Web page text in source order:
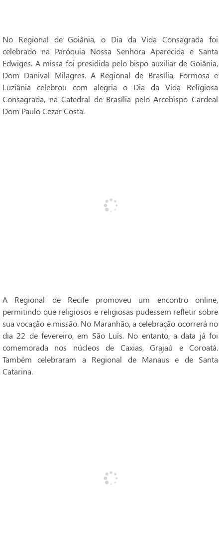
No Regional de Goiânia, o Dia da Vida Consagrada foi
celebrado na Paróquia Nossa Senhora Aparecida e Santa
Edwiges. A missa foi presidida pelo bispo auxiliar de Goiânia,
Dom Danival Milagres. A Regional de Brasília, Formosa e
Luziânia celebrou com alegria o Dia da Vida Religiosa
Consagrada, na Catedral de Brasília pelo Arcebispo Cardeal
Dom Paulo Cezar Costa.
A Regional de Recife promoveu um encontro online,
permitindo que religiosos e religiosas pudessem refletir sobre
sua vocação e missão. No Maranhão, a celebração ocorrerá no
dia 22 de fevereiro, em São Luís. No entanto, a data já foi
comemorada nos núcleos de Caxias, Grajaú e Coroatá.
Também celebraram a Regional de Manaus e de Santa
Catarina.